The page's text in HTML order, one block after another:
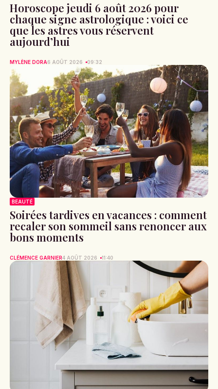
Horoscope jeudi 6 août 2026 pour
chaque signe astrologique : voici ce
que les astres vous réservent
aujourd’hui
MYLÈNE DORA6 AOÛT 2026 09:32
BEAUTÉ
Soirées tardives en vacances : comment
recaler son sommeil sans renoncer aux
bons moments
CLÉMENCE GARNIER4 AOÛT 2026 11:40